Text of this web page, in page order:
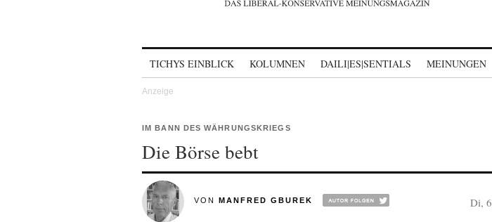
TICHYS EINBLICK KOLUMNEN DAILI|ES|SENTIALS MEINUNGEN
IM BANN DES WÄHRUNGSKRIEGS
Die Börse bebt
VON MANFRED GBUREK Di,